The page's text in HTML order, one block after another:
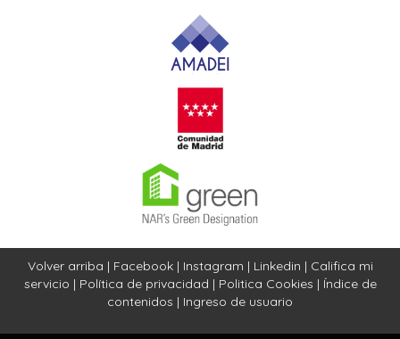
Volver arriba | Facebook| Instagram | Linkedin | Califica mi
servicio | Política de privacidad | Politica Cookies | Índice de
contenidos | Ingreso de usuario